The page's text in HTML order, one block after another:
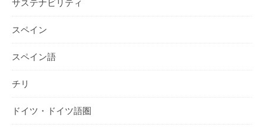
サステナビリティ
スペイン
スペイン語
チリ
ドイツ・ドイツ語圏